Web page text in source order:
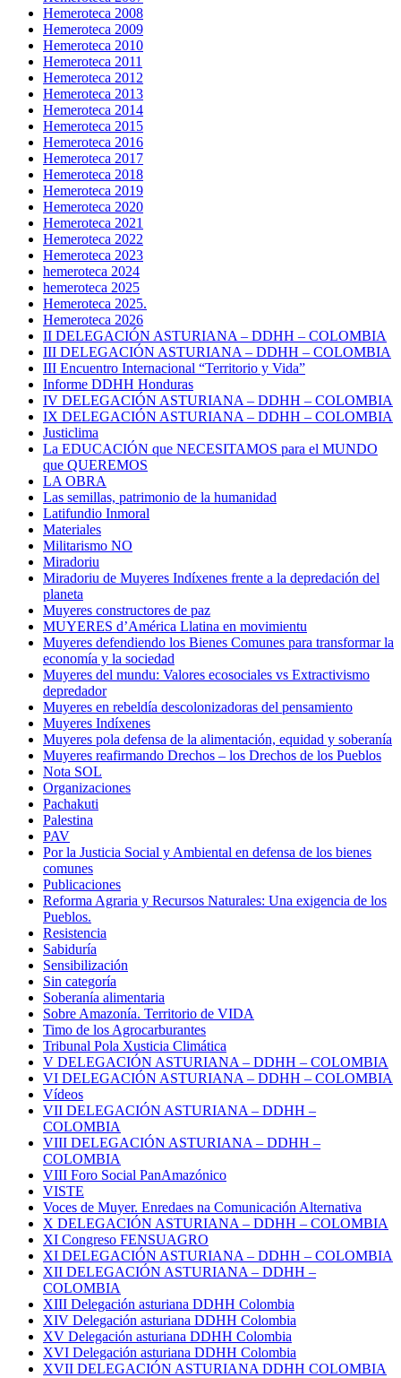
Hemeroteca 2008
Hemeroteca 2009
Hemeroteca 2010
Hemeroteca 2011
Hemeroteca 2012
Hemeroteca 2013
Hemeroteca 2014
Hemeroteca 2015
Hemeroteca 2016
Hemeroteca 2017
Hemeroteca 2018
Hemeroteca 2019
Hemeroteca 2020
Hemeroteca 2021
Hemeroteca 2022
Hemeroteca 2023
hemeroteca 2024
hemeroteca 2025
Hemeroteca 2025.
Hemeroteca 2026
II DELEGACIÓN ASTURIANA – DDHH – COLOMBIA
III DELEGACIÓN ASTURIANA – DDHH – COLOMBIA
III Encuentro Internacional “Territorio y Vida”
Informe DDHH Honduras
IV DELEGACIÓN ASTURIANA – DDHH – COLOMBIA
IX DELEGACIÓN ASTURIANA – DDHH – COLOMBIA
Justiclima
La EDUCACIÓN que NECESITAMOS para el MUNDO
que QUEREMOS
LA OBRA
Las semillas, patrimonio de la humanidad
Latifundio Inmoral
Materiales
Militarismo NO
Miradoriu
Miradoriu de Muyeres Indíxenes frente a la depredación del
planeta
Muyeres constructores de paz
MUYERES d’América Llatina en movimientu
Muyeres defendiendo los Bienes Comunes para transformar la
economía y la sociedad
Muyeres del mundu: Valores ecosociales vs Extractivismo
depredador
Muyeres en rebeldía descolonizadoras del pensamiento
Muyeres Indíxenes
Muyeres pola defensa de la alimentación, equidad y soberanía
Muyeres reafirmando Drechos – los Drechos de los Pueblos
Nota SOL
Organizaciones
Pachakuti
Palestina
PAV
Por la Justicia Social y Ambiental en defensa de los bienes
comunes
Publicaciones
Reforma Agraria y Recursos Naturales: Una exigencia de los
Pueblos.
Resistencia
Sabiduría
Sensibilización
Sin categoría
Soberanía alimentaria
Sobre Amazonía. Territorio de VIDA
Timo de los Agrocarburantes
Tribunal Pola Xusticia Climática
V DELEGACIÓN ASTURIANA – DDHH – COLOMBIA
VI DELEGACIÓN ASTURIANA – DDHH – COLOMBIA
Vídeos
VII DELEGACIÓN ASTURIANA – DDHH –
COLOMBIA
VIII DELEGACIÓN ASTURIANA – DDHH –
COLOMBIA
VIII Foro Social PanAmazónico
VISTE
Voces de Muyer. Enredaes na Comunicación Alternativa
X DELEGACIÓN ASTURIANA – DDHH – COLOMBIA
XI Congreso FENSUAGRO
XI DELEGACIÓN ASTURIANA – DDHH – COLOMBIA
XII DELEGACIÓN ASTURIANA – DDHH –
COLOMBIA
XIII Delegación asturiana DDHH Colombia
XIV Delegación asturiana DDHH Colombia
XV Delegación asturiana DDHH Colombia
XVI Delegación asturiana DDHH Colombia
XVII DELEGACIÓN ASTURIANA DDHH COLOMBIA